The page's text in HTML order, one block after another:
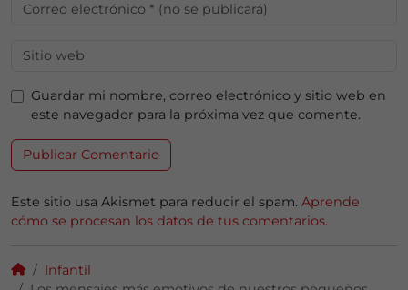
Guardar mi nombre, correo electrónico y sitio web en
este navegador para la próxima vez que comente.
Este sitio usa Akismet para reducir el spam. Aprende
cómo se procesan los datos de tus comentarios.
Infantil